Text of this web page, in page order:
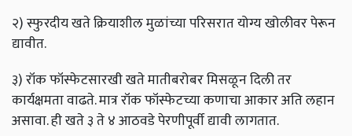
२) स्फुरदीय खते क्रियाशील मुळांच्या परिसरात योग्य खोलीवर पेरून
द्यावीत.
३) रॉक फॉस्फेटसारखी खते मातीबरोबर मिसळून दिली तर
कार्यक्षमता वाढते. मात्र रॉक फॉस्फेटच्या कणाचा आकार अति लहान
असावा. ही खते ३ ते ४ आठवडे पेरणीपूर्वी द्यावी लागतात.